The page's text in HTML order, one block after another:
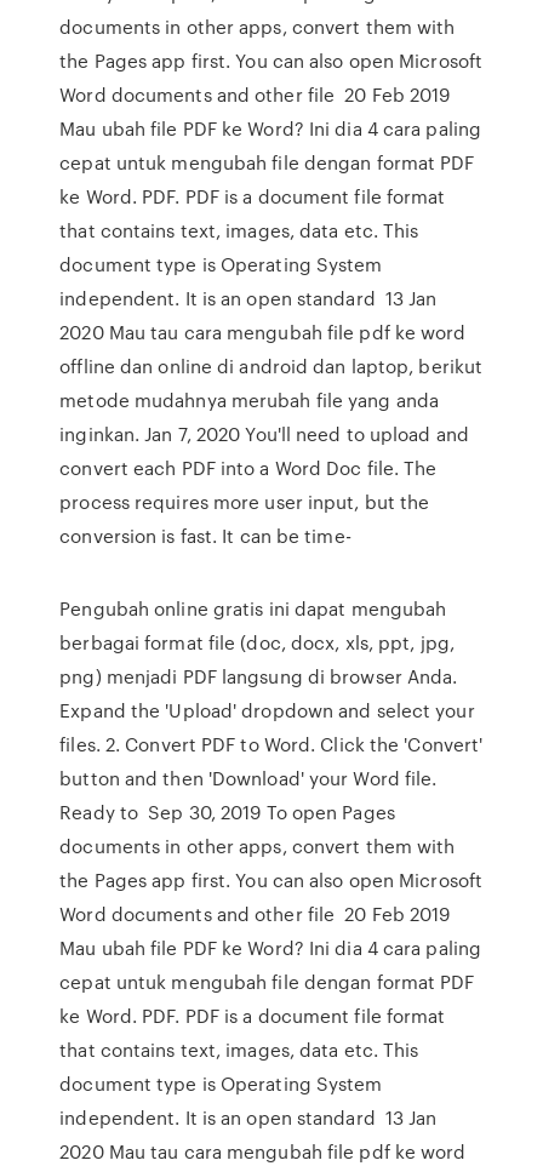
documents in other apps, convert them with
the Pages app first. You can also open Microsoft
Word documents and other file 20 Feb 2019
Mau ubah file PDF ke Word? Ini dia 4 cara paling
cepat untuk mengubah file dengan format PDF
ke Word. PDF. PDF is a document file format
that contains text, images, data etc. This
document type is Operating System
independent. It is an open standard 13 Jan
2020 Mau tau cara mengubah file pdf ke word
offline dan online di android dan laptop, berikut
metode mudahnya merubah file yang anda
inginkan. Jan 7, 2020 You'll need to upload and
convert each PDF into a Word Doc file. The
process requires more user input, but the
conversion is fast. It can be time-
Pengubah online gratis ini dapat mengubah
berbagai format file (doc, docx, xls, ppt, jpg,
png) menjadi PDF langsung di browser Anda.
Expand the 'Upload' dropdown and select your
files. 2. Convert PDF to Word. Click the 'Convert'
button and then 'Download' your Word file.
Ready to Sep 30, 2019 To open Pages
documents in other apps, convert them with
the Pages app first. You can also open Microsoft
Word documents and other file 20 Feb 2019
Mau ubah file PDF ke Word? Ini dia 4 cara paling
cepat untuk mengubah file dengan format PDF
ke Word. PDF. PDF is a document file format
that contains text, images, data etc. This
document type is Operating System
independent. It is an open standard 13 Jan
2020 Mau tau cara mengubah file pdf ke word